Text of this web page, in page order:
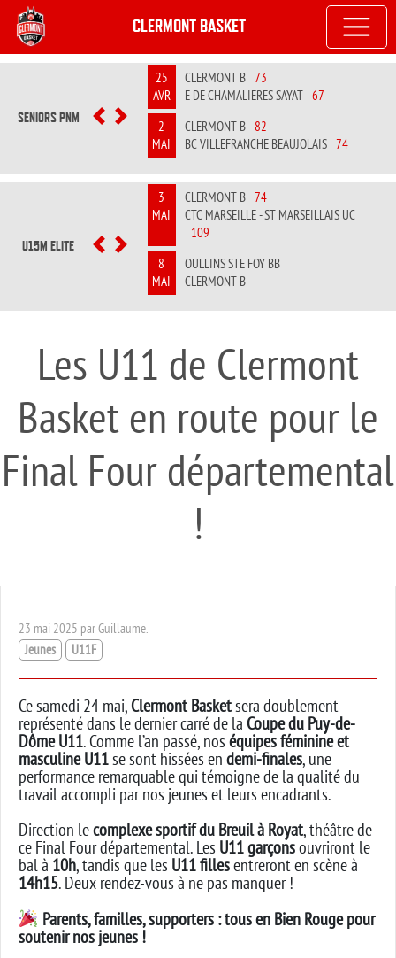
CLERMONT BASKET
SENIORS PNM PREVIOUS
NEXT
25
AVR
CLERMONT B 73
E DE CHAMALIERES SAYAT 67
2
MAI
CLERMONT B 82
BC VILLEFRANCHE BEAUJOLAIS 74
U15M ELITE PREVIOUS
NEXT
3
MAI
CLERMONT B 74
CTC MARSEILLE - ST MARSEILLAIS UC
109
8
MAI
OULLINS STE FOY BB
CLERMONT B
Les U11 de Clermont
Basket en route pour le
Final Four départemental
!
23 mai 2025 par Guillaume.
Jeunes
U11F
Ce samedi 24 mai,Clermont Basketsera doublement
représenté dans le dernier carré de la Coupe du Puy-de-
Dôme U11. Comme l’an passé, nos équipes féminine et
masculine U11se sont hissées en demi-finales, une
performance remarquable qui témoigne de la qualité du
travail accompli par nos jeunes et leurs encadrants.
Direction lecomplexe sportif du Breuil à Royat, théâtre de
ce Final Four départemental. Les U11 garçonsouvriront le
bal à 10h, tandis que les U11 fillesentreront en scène à
14h15. Deux rendez-vous à ne pas manquer !
Parents, familles, supporters : tous en Bien Rouge pour
soutenir nos jeunes !